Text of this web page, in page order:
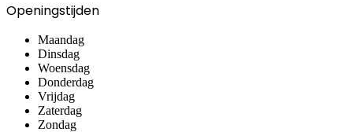
Openingstijden
Maandag
Dinsdag
Woensdag
Donderdag
Vrijdag
Zaterdag
Zondag